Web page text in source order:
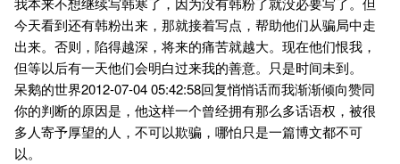
今天看到还有韩粉出来，那就接着写点，帮助他们从骗局中走
出来。否则，陷得越深，将来的痛苦就越大。现在他们恨我，
但等以后有一天他们会明白过来我的善意。只是时间未到。
呆鹅的世界2012-07-04 05:42:58回复悄悄话而我渐渐倾向赞同
你的判断的原因是，他这样一个曾经拥有那么多话语权，被很
多人寄予厚望的人，不可以欺骗，哪怕只是一篇博文都不可
以。